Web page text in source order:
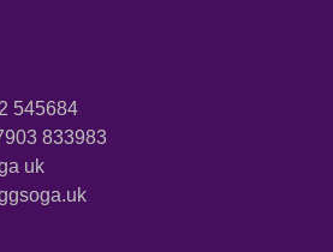
545684
833983
uk